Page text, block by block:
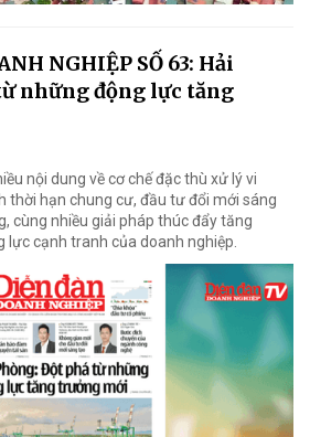
NGHIỆP SỐ 63: Hải
những động lực tăng
nội dung về cơ chế đặc thù xử lý vi
thời hạn chung cư, đầu tư đổi mới sáng
cùng nhiều giải pháp thúc đẩy tăng
lực cạnh tranh của doanh nghiệp.